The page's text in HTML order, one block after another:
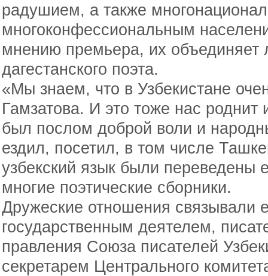
радушием, а также
многоконфессиональным
мнению премьера, их объединяет
дагестанского поэта.
«Мы знаем, что в Узбекистане
Гамзатова. И это тоже нас роднит
был послом доброй воли и
ездил, посетил, в том числе
узбекский язык были переведены
многие поэтические сборники.
Дружеские отношения связывали
государственным деятелем,
правления Союза писателей
секретарем Центрального